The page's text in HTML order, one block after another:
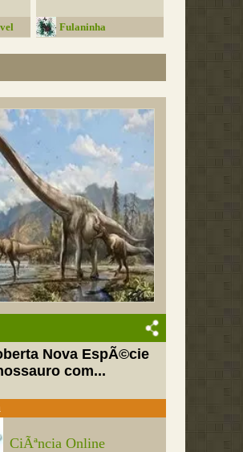
Fulaninha
Nova EspÃ©cie
com...
CiÃªncia Online